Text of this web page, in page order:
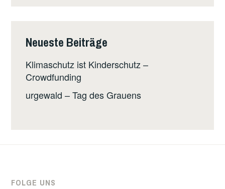
Neueste Beiträge
Klimaschutz ist Kinderschutz –
Crowdfunding
urgewald – Tag des Grauens
FOLGE UNS